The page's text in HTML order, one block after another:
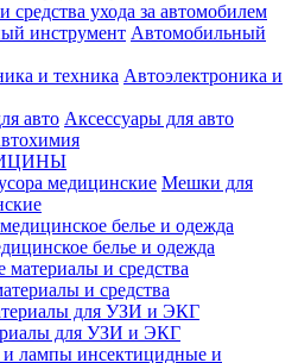
средства ухода за автомобилем
Автомобильный
Автоэлектроника и
Аксессуары для авто
Мешки для
белье и одежда
и средства
для УЗИ и ЭКГ